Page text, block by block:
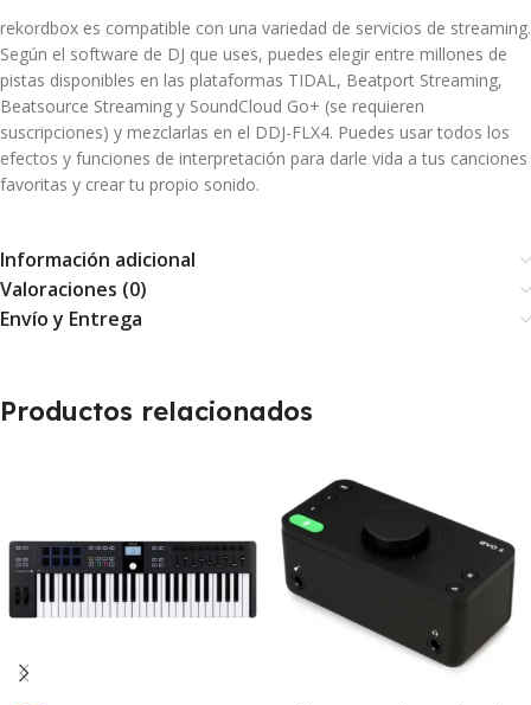
rekordbox es compatible con una variedad de servicios de streaming.
Según el software de DJ que uses, puedes elegir entre millones de
pistas disponibles en las plataformas TIDAL, Beatport Streaming,
Beatsource Streaming y SoundCloud Go+ (se requieren
suscripciones) y mezclarlas en el DDJ-FLX4. Puedes usar todos los
efectos y funciones de interpretación para darle vida a tus canciones
favoritas y crear tu propio sonido.
Información adicional
Valoraciones (0)
Envío y Entrega
Productos relacionados